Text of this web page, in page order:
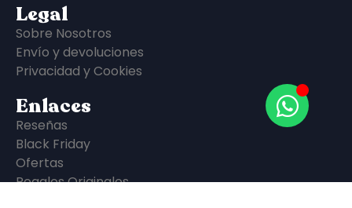
Legal
Sobre Nosotros
Envío y devoluciones
Privacidad y Cookies
Enlaces
Reseñas
Black Friday
Ofertas
Regalos Originales